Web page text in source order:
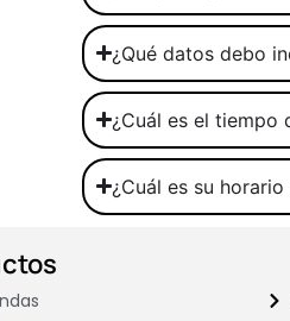
¿Qué datos debo
¿Cuál es el tiempo
¿Cuál es su